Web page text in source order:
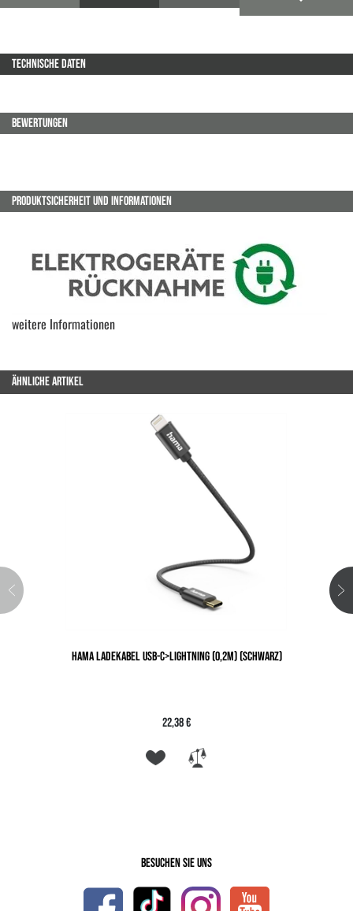
TECHNISCHE DATEN
BEWERTUNGEN
PRODUKTSICHERHEIT UND INFORMATIONEN
weitere Informationen
ÄHNLICHE ARTIKEL
HAMA LADEKABEL USB-C>LIGHTNING (0,2M) (SCHWARZ)
22,38 €
Besuchen Sie uns